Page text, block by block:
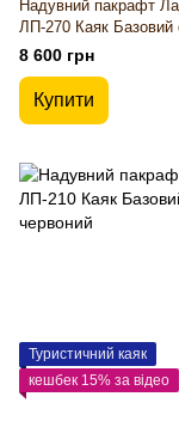
Надувний пакрафт
ЛП-270 Каяк Базовий
8 600 грн
Купити
Туристичний каяк
кешбек 15% за відео